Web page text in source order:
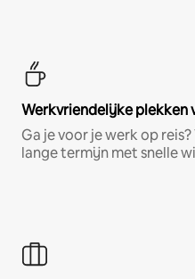
Werkvriendelijke plekken
Ga je voor je werk op
lange termijn met snelle